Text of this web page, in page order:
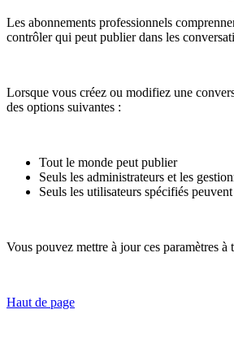
Les abonnements professionnels
contrôler qui peut publier dans les
Lorsque vous créez ou modifiez une
des options suivantes :
Tout le monde peut publier
Seuls les administrateurs et les
Seuls les utilisateurs spécifiés
Vous pouvez mettre à jour ces paramètres à
Haut de page